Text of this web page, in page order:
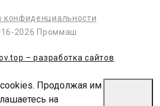
конфиденциальности
2026 Проммаш
– разработка сайтов
cookies. Продолжая им
на